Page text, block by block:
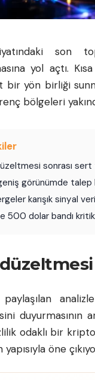
son
yol açtı.
bir yön birliği
bölgeleri
sonrası
görünümde talep
karışık sinyal
500 dolar bandı
paylaşılan
odaklı bir
öne